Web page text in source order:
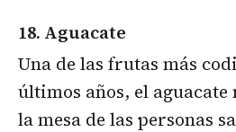
18. Aguacate
Una de las frutas más
últimos años, el
la mesa de las personas